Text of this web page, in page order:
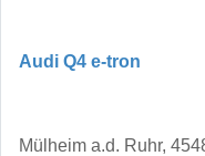
Audi Q4 e-tron
Mülheim a.d. Ruhr,